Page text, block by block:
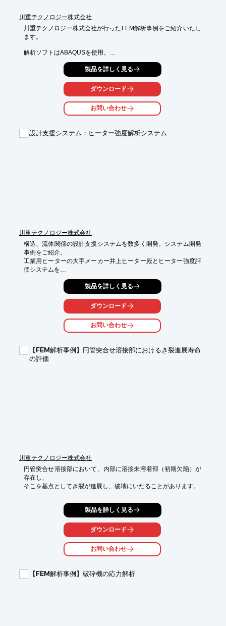
川重テクノロジー株式会社
川重テクノロジー株式会社が行ったFEM解析事例をご紹介いたし
ます。
解析ソフトはABAQUSを使用。
ベベルギアー噛み合い時の、応力と接触面圧をFEM解析により確
なお解析精度の向上を目的とし、接触部と根元R部の歯面にはヘ
（六面体要素）を埋め込みました。
■解析種別：応力解析（接触）
製品を詳しく見る
ダウンロード
お問い合わせ
設計支援システム：ヒーター強度解析システム
川重テクノロジー株式会社
構造、流体関係の設計支援システムを数多く開発。システム開発
事例をご紹介。
工業用ヒーターの大手メーカー井上ヒーター殿とヒーター強度評
価システムを
共同開発した事例をご紹介。
※詳しくはPDFをダウンロードしていただくか、お気軽にお問い
合わせください。
製品を詳しく見る
ダウンロード
お問い合わせ
【FEM解析事例】円管突合せ溶接部におけるき裂進展寿命
の評価
川重テクノロジー株式会社
円管突合せ溶接部において、内部に溶接未溶着部（初期欠陥）が
存在し、
そこを基点としてき裂が進展し、破壊にいたることがあります。
き裂先端部は弾性解析的に応力が無限大となるため、溶接未溶着
応力拡大係数範囲ΔKをJ積分にて算出し、き裂進展寿命の評価を
解析ソフトはABAQUSを使用しました。
■解析種別：き裂進展解析
製品を詳しく見る
ダウンロード
お問い合わせ
【FEM解析事例】破砕機の応力解析